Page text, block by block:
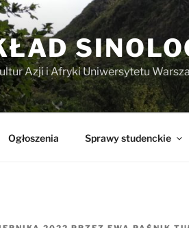
Azji i Afryki Uniwersytetu
Ogłoszenia Sprawy studenckie